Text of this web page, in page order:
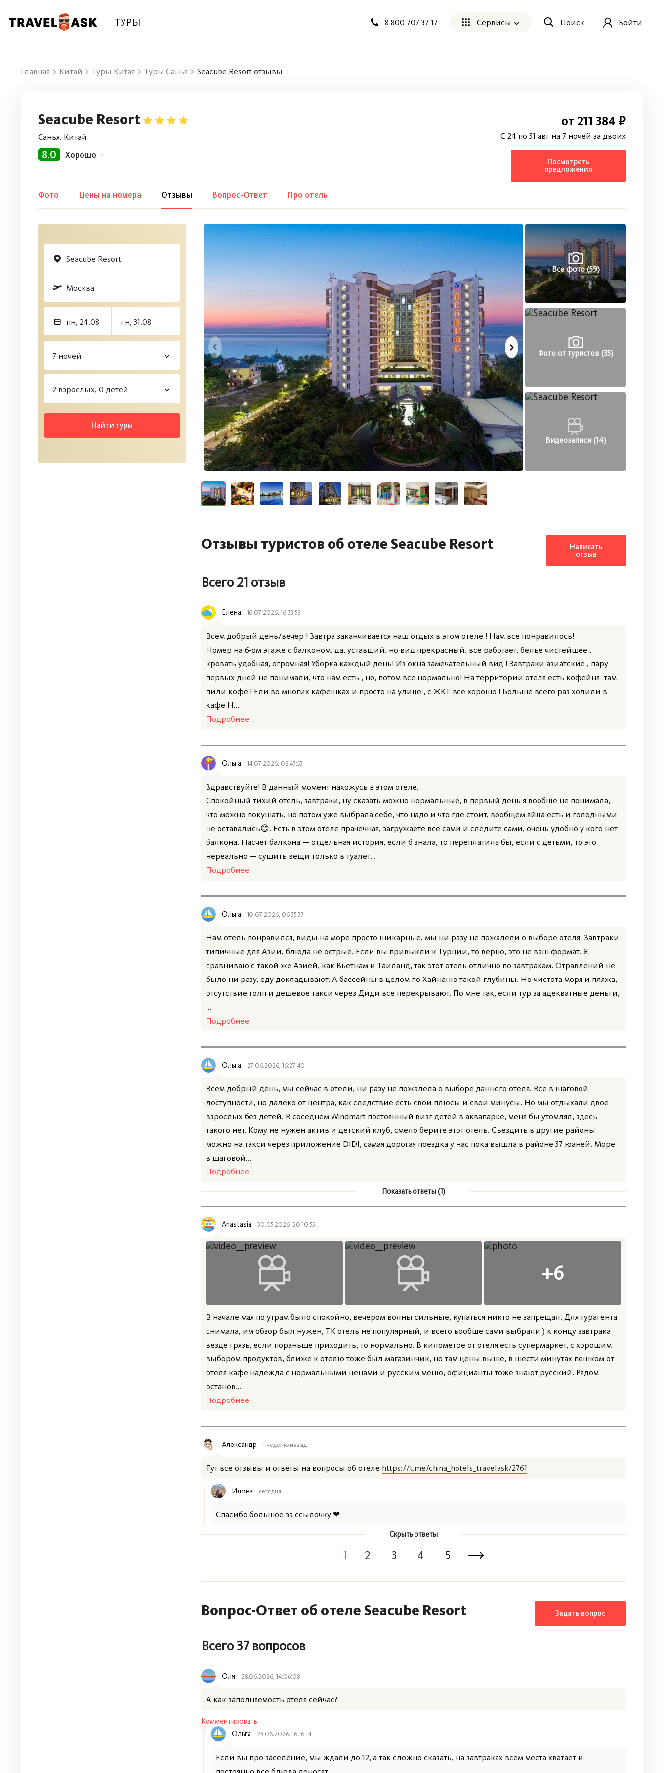
Главная Китай Туры Китая Туры Санья Seacube Resort отзывы
Seacube Resort
Санья, Китай
8.0 Хорошо
от 211 384 ₽
C 24 по 31 авг на 7 ночей за двоих
Посмотреть
предложения
Фото Цены на номера Отзывы Вопрос-Ответ Про отель
Все фото (59)
Фото от туристов (35)
Видеозаписи (14)
Отзывы туристов об отеле Seacube Resort
Написать
отзыв
Всего 21 отзыв
Елена 16.07.2026, 16:33:58
Всем добрый день/вечер ! Завтра заканчивается наш отдых в этом отеле ! Нам все понравилось!
Номер на 6-ом этаже с балконом, да, уставший, но вид прекрасный, все работает, белье чистейшее ,
кровать удобная, огромная! Уборка каждый день! Из окна замечательный вид ! Завтраки азиатские , пару
первых дней не понимали, что нам есть , но, потом все нормально! На территории отеля есть кофейня -там
пили кофе ! Ели во многих кафешках и просто на улице , с ЖКТ все хорошо ! Больше всего раз ходили в
кафе Н...
Подробнее
Ольга 14.07.2026, 08:47:53
Здравствуйте! В данный момент нахожусь в этом отеле.
Спокойный тихий отель, завтраки, ну сказать можно нормальные, в первый день я вообще не понимала,
что можно покушать, но потом уже выбрала себе, что надо и что где стоит, вообщем яйца есть и голодными
не оставались😊. Есть в этом отеле прачечная, загружаете все сами и следите сами, очень удобно у кого нет
балкона. Насчет балкона — отдельная история, если б знала, то переплатила бы, если с детьми, то это
нереально — сушить вещи только в туалет...
Подробнее
Ольга 10.07.2026, 06:35:37
Нам отель понравился, виды на море просто шикарные, мы ни разу не пожалели о выборе отеля. Завтраки
типичные для Азии, блюда не острые. Если вы привыкли к Турции, то верно, это не ваш формат. Я
сравниваю с такой же Азией, как Вьетнам и Таиланд, так этот отель отлично по завтракам. Отравлений не
было ни разу, еду докладывают. А бассейны в целом по Хайнаню такой глубины. Но чистота моря и пляжа,
отсутствие толп и дешевое такси через Диди все перекрывают. По мне так, если тур за адекватные деньги,
...
Подробнее
Ольга 27.06.2026, 16:27:40
Всем добрый день, мы сейчас в отели, ни разу не пожалела о выборе данного отеля. Все в шаговой
доступности, но далеко от центра, как следствие есть свои плюсы и свои минусы. Но мы отдыхали двое
взрослых без детей. В соседнем Windmart постоянный визг детей в аквапарке, меня бы утомлял, здесь
такого нет. Кому не нужен актив и детский клуб, смело берите этот отель. Съездить в другие районы
можно на такси через приложение DIDI, самая дорогая поездка у нас пока вышла в районе 37 юаней. Море
в шаговой...
Подробнее
Показать ответы (1)
Anastasia 30.05.2026, 20:10:55
В начале мая по утрам было спокойно, вечером волны сильные, купаться никто не запрещал. Для турагента
снимала, им обзор был нужен, ТК отель не популярный, и всего вообще сами выбрали ) к концу завтрака
везде грязь, если пораньше приходить, то нормально. В километре от отеля есть супермаркет, с хорошим
выбором продуктов, ближе к отелю тоже был магазинчик, но там цены выше, в шести минутах пешком от
отеля кафе надежда с нормальными ценами и русским меню, официанты тоже знают русский. Рядом
останов...
Подробнее
Александр 1 неделю назад
Тут все отзывы и ответы на вопросы об отеле https://t.me/china_hotels_travelask/2761
Илона сегодня
Спасибо большое за ссылочку ❤
Скрыть ответы
1 2 3 4 5
Вопрос-Ответ об отеле Seacube Resort Задать вопрос
Всего 37 вопросов
Оля 28.06.2026, 14:06:08
А как заполняемость отеля сейчас?
Комментировать
Ольга
28.06.2026, 16:16:14
Если вы про заселение, мы ждали до 12, а так сложно сказать, на завтраках всем места хватает и
Найти туры
ТУРЫ 8 800 707 37 17 Сервисы Поиск Войти